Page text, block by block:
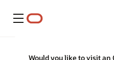
Menü
Would you like to visit